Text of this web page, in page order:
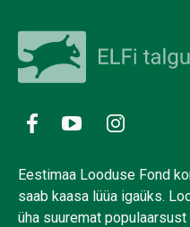
Eestimaa Looduse Fond
saab kaasa lüüa igaüks.
üha suuremat